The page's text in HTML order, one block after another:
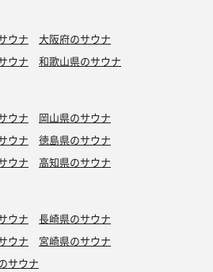
ウナ
大阪府のサウナ
ウナ 和歌山県のサウナ
ウナ
岡山県のサウナ
ウナ
徳島県のサウナ
ウナ 高知県のサウナ
ウナ
長崎県のサウナ
ウナ
宮崎県のサウナ
サウナ